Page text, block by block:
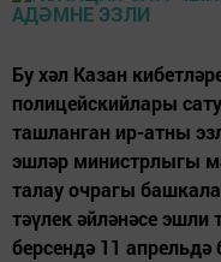
Бу хәл Казан
полицейскийлары
ташланган ир-атны
эшләр министрлыгы
талау очрагы
тәүлек әйләнәсе эшли
берсендә 11